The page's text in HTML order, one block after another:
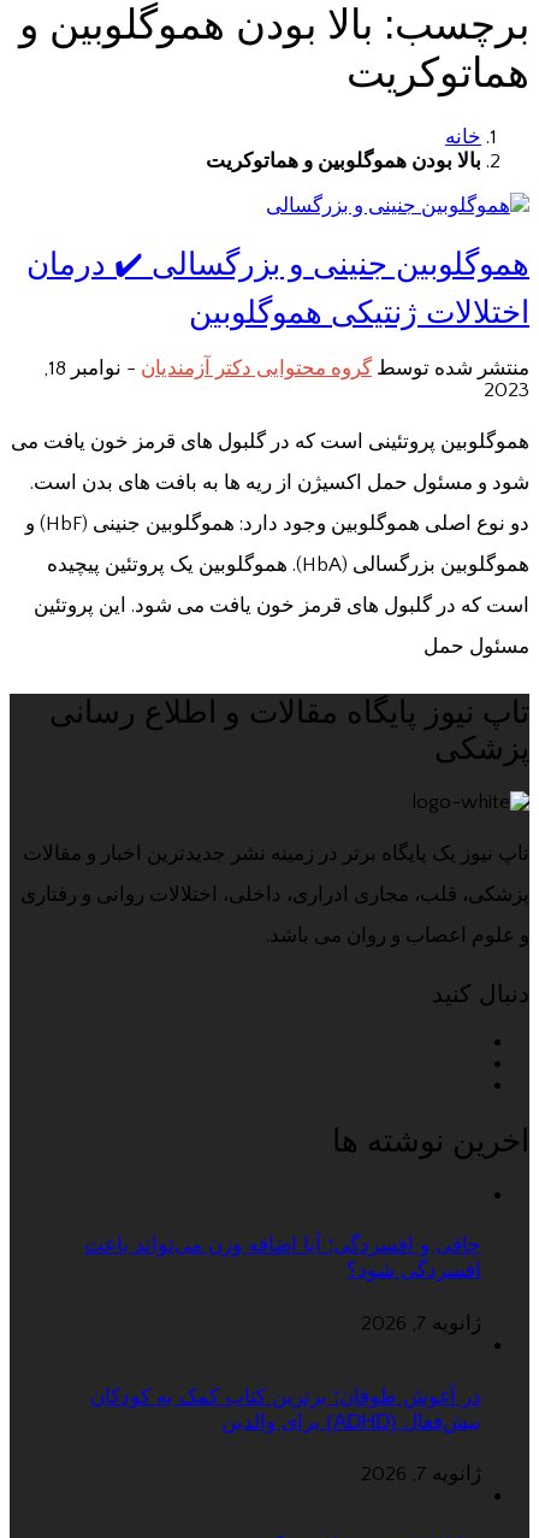
برچسب: بالا بودن هموگلوبین و
هماتوکریت
خانه
بالا بودن هموگلوبین و هماتوکریت
هموگلوبین جنینی و بزرگسالی ✔️ درمان
اختلالات ژنتیکی هموگلوبین
منتشر شده توسط گروه محتوایی دکتر آزمندیان -
نوامبر 18,
2023
هموگلوبین پروتئینی است که در گلبول های قرمز خون یافت می
شود و مسئول حمل اکسیژن از ریه ها به بافت های بدن است.
دو نوع اصلی هموگلوبین وجود دارد: هموگلوبین جنینی (HbF) و
هموگلوبین بزرگسالی (HbA). هموگلوبین یک پروتئین پیچیده
است که در گلبول های قرمز خون یافت می شود. این پروتئین
مسئول حمل
تاپ نیوز پایگاه مقالات و اطلاع رسانی
پزشکی
تاپ نیوز یک پایگاه برتر در زمینه نشر جدیدترین اخبار و مقالات
پزشکی، قلب، مجاری ادراری، داخلی، اختلالات روانی و رفتاری
و علوم اعصاب و روان می باشد.
دنبال کنید
اخرین نوشته ها
چاقی و افسردگی؛ آیا اضافه وزن می‌تواند باعث
افسردگی شود؟
ژانویه 7, 2026
در آغوش طوفان؛ برترین کتاب کمک به کودکان
بیش‌فعال (ADHD) برای والدین
ژانویه 7, 2026